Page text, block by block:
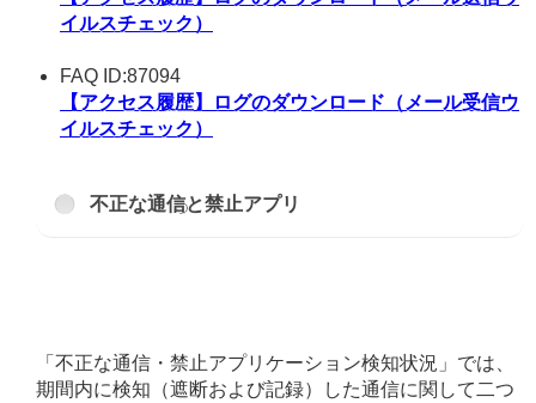
イルスチェック）
FAQ ID:87094
【アクセス履歴】ログのダウンロード（メール受信ウ
イルスチェック）
不正な通信と禁止アプリ
「不正な通信・禁止アプリケーション検知状況」では、
期間内に検知（遮断および記録）した通信に関して二つ